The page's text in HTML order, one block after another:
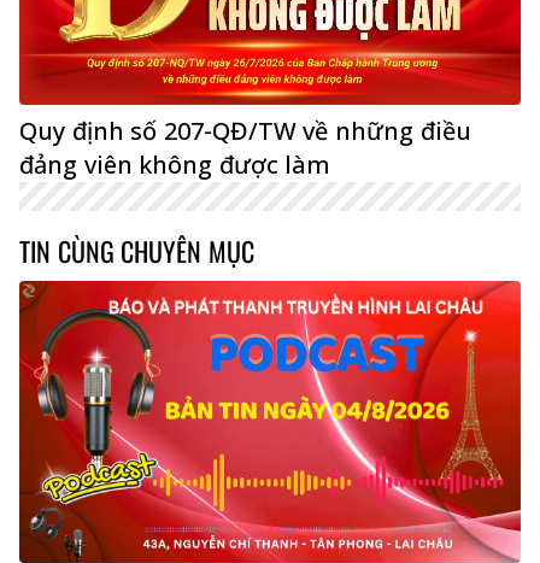
Quy định số 207-QĐ/TW về những điều
đảng viên không được làm
TIN CÙNG CHUYÊN MỤC